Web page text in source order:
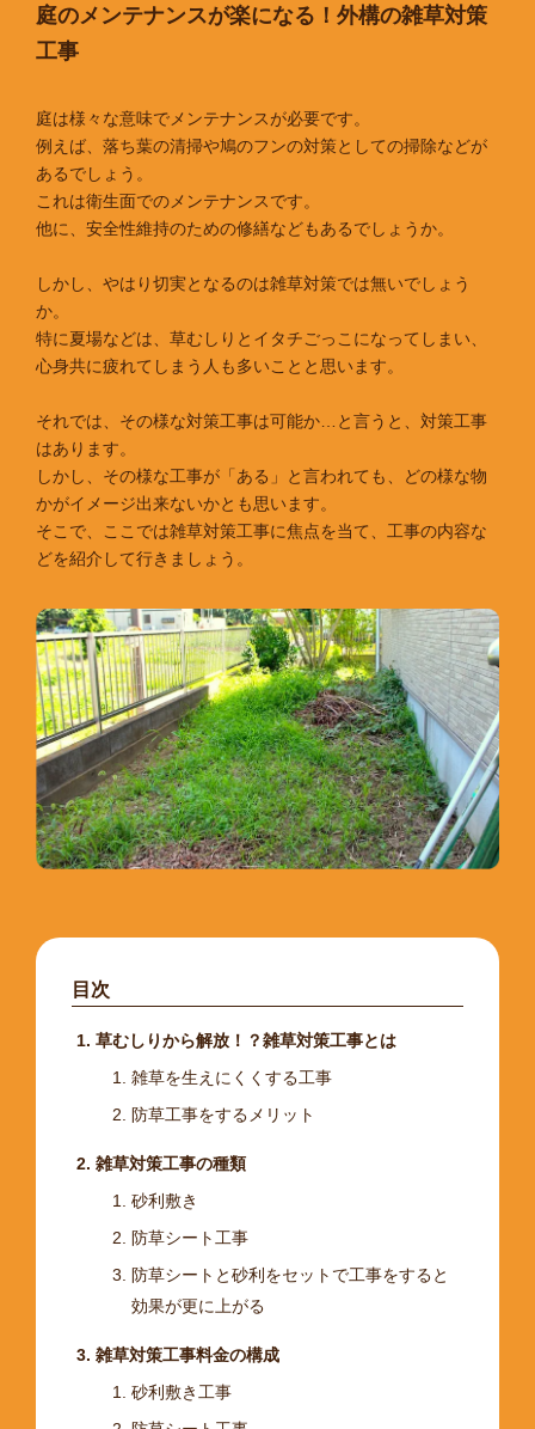
庭のメンテナンスが楽になる！外構の雑草対策
工事
庭は様々な意味でメンテナンスが必要です。
例えば、落ち葉の清掃や鳩のフンの対策としての掃除などが
あるでしょう。
これは衛生面でのメンテナンスです。
他に、安全性維持のための修繕などもあるでしょうか。
しかし、やはり切実となるのは雑草対策では無いでしょう
か。
特に夏場などは、草むしりとイタチごっこになってしまい、
心身共に疲れてしまう人も多いことと思います。
それでは、その様な対策工事は可能か…と言うと、対策工事
はあります。
しかし、その様な工事が「ある」と言われても、どの様な物
かがイメージ出来ないかとも思います。
そこで、ここでは雑草対策工事に焦点を当て、工事の内容な
どを紹介して行きましょう。
目次
草むしりから解放！？雑草対策工事とは
雑草を生えにくくする工事
防草工事をするメリット
雑草対策工事の種類
砂利敷き
防草シート工事
防草シートと砂利をセットで工事をすると
効果が更に上がる
雑草対策工事料金の構成
砂利敷き工事